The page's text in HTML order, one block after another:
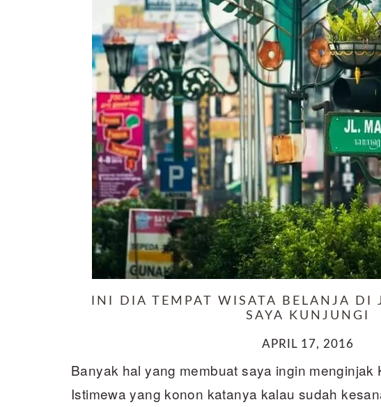
INI DIA TEMPAT WISATA BELANJA DI
SAYA KUNJUNGI
APRIL 17, 2016
Banyak hal yang membuat saya ingin menginjak
Istimewa yang konon katanya kalau sudah